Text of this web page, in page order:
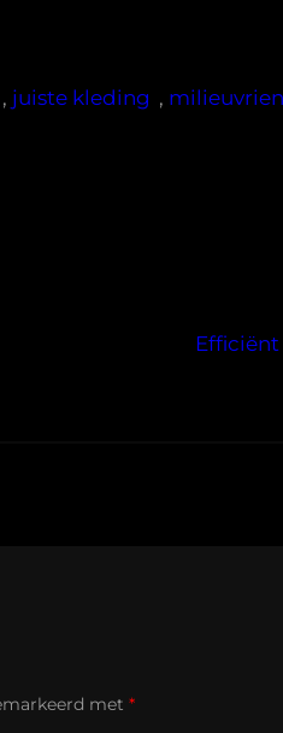
, juiste kleding ,
met*